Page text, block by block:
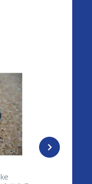
Akce